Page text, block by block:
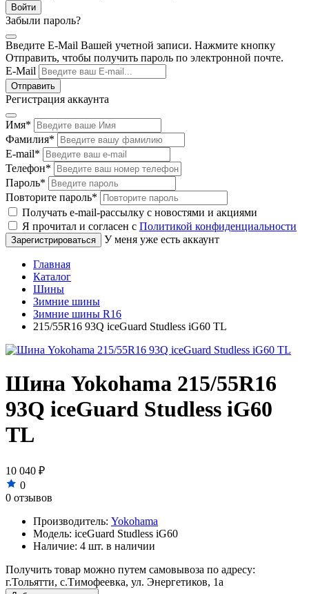
Забыли пароль?
Введите E-Mail Вашей учетной записи. Нажмите кнопку
Отправить, чтобы получить пароль по электронной почте.
E-Mail
Регистрация аккаунта
Имя*
Фамилия*
E-mail*
Телефон*
Пароль*
Повторите пароль*
Получать e-mail-рассылку с новостями и акциями
Я прочитал и согласен с Политикой конфиденциальности
У меня уже есть аккаунт
Главная
Каталог
Шины
Зимние шины
Зимние шины R16
215/55R16 93Q iceGuard Studless iG60 TL
Шина Yokohama 215/55R16
93Q iceGuard Studless iG60
TL
10 040 ₽
0
0 отзывов
Производитель: Yokohama
Модель: iceGuard Studless iG60
Наличие: 4 шт. в наличии
Получить товар можно путем самовывоза по адресу:
г.Тольятти, с.Тимофеевка, ул. Энергетиков, 1а